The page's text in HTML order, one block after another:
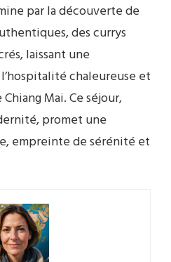
par la découverte de
des currys
laissant une
chaleureuse et
Mai. Ce séjour,
promet une
empreinte de sérénité et